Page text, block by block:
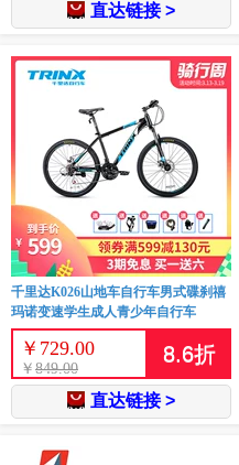
直达链接 >
千里达K026山地车自行车男式碟刹禧
玛诺变速学生成人青少年自行车
￥ 729.00
￥ 849.00
8.6折
直达链接 >